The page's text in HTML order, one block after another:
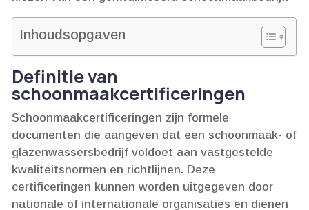
Inhoudsopgaven
Definitie van
schoonmaakcertificeringen
Schoonmaakcertificeringen zijn formele
documenten die aangeven dat een schoonmaak- of
glazenwassersbedrijf voldoet aan vastgestelde
kwaliteitsnormen en richtlijnen.​ Deze
certificeringen kunnen worden uitgegeven door
nationale of internationale organisaties en dienen